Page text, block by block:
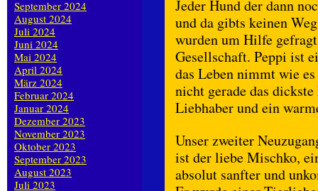
Jeder Hund der dann
und da gibts keinen
wurden um Hilfe
Gesellschaft. Peppi ist
das Leben nimmt wie
nicht gerade das
Liebhaber und ein
Unser zweiter
ist der liebe Mischko,
absolut sanfter und
September 2024
August 2024
Juli 2024
Juni 2024
Mai 2024
April 2024
März 2024
Februar 2024
Januar 2024
Dezember 2023
November 2023
Oktober 2023
September 2023
August 2023
Juli 2023